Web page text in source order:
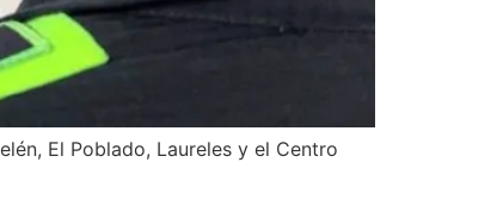
El Poblado, Laureles y el Centro